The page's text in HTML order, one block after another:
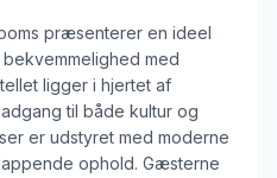
præsenterer en ideel
med
ligger i hjertet af
til både kultur og
er udstyret med moderne
ophold. Gæsterne